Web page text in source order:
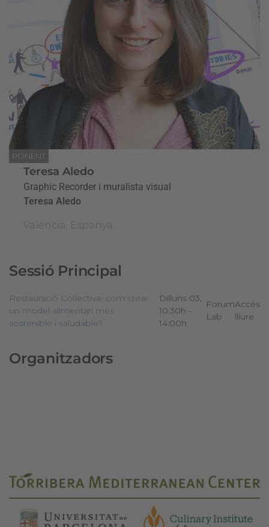
PONENT
Teresa Aledo
Graphic Recorder i muralista visual
Teresa Aledo
Valencia, Espanya
Sessió Principal
Restauració Col·lectiva: com crear
un model alimentari més
sostenible i saludable?
Dilluns 03,
10:30h -
14:00h
Forum
Lab
Accés
lliure
Organitzadors